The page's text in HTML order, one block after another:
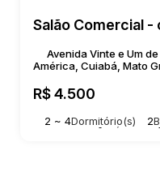
R$4.500
Avenida Vinte e Um
América, Cuiabá, Mato
2 ~ 4Dormitório(s) 2
100m² Útil: